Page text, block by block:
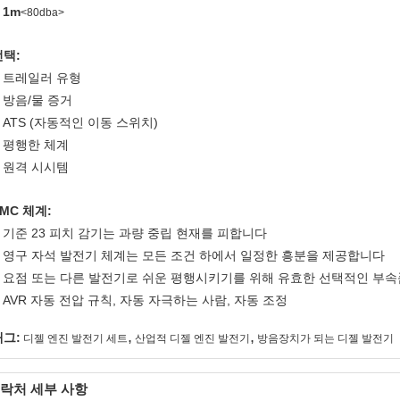
1m<80dba>
택:
트레일러 유형
방음/물 증거
ATS (자동적인 이동 스위치)
평행한 체계
원격 시시템
체계:
기준 23 피치 감기는 과량 중립 현재를 피합니다
영구 자석 발전기 체계는 모든 조건 하에서 일정한 흥분을 제공합니다
요점 또는 다른 발전기로 쉬운 평행시키기를 위해 유효한 선택적인 부속
AVR 자동 전압 규칙, 자동 자극하는 사람, 자동 조정
그: 디젤 엔진 발전기 세트, 산업적 디젤 엔진 발전기 , 방음장치가 되는 디젤 발전기
처 세부 사항